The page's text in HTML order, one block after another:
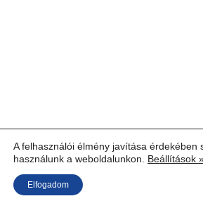
A felhasználói élmény javítása érdekében
használunk a weboldalunkon. Beállítások
Elfogadom